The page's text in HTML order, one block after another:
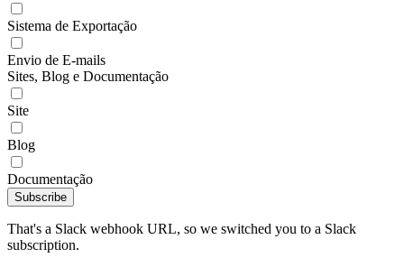
Sistema de Exportação
Envio de E-mails
Sites, Blog e Documentação
Site
Blog
Documentação
Subscribe
That's a Slack webhook URL, so we switched you to a Slack
subscription.